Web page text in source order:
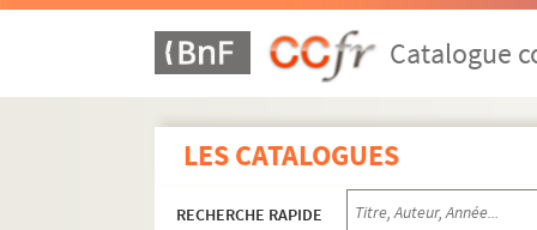
Catalogue
LES CATALOGUES
RECHERCHE RAPIDE